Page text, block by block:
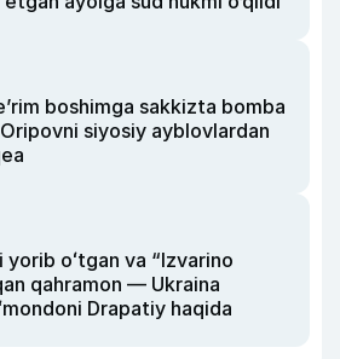
boshimga sakkizta bomba
Oripovni siyosiy ayblovlardan
oʻtgan va “Izvarino
qahramon — Ukraina
Drapatiy haqida